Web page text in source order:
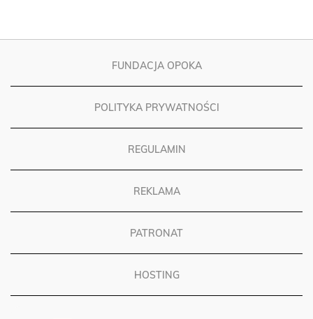
FUNDACJA OPOKA
POLITYKA PRYWATNOŚCI
REGULAMIN
REKLAMA
PATRONAT
HOSTING